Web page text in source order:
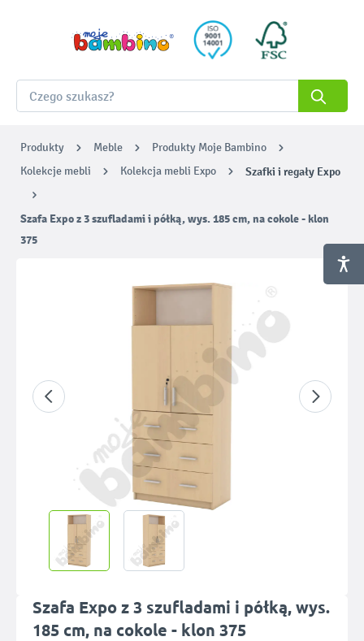
Produkty Meble
Produkty Moje Bambino
Kolekcje mebli
Kolekcja mebli Expo Szafki i regały Expo
Szafa Expo z 3 szufladami i półką, wys. 185 cm, na cokole - klon
375
Szafa Expo z 3 szufladami i półką, wys.
185 cm, na cokole - klon 375